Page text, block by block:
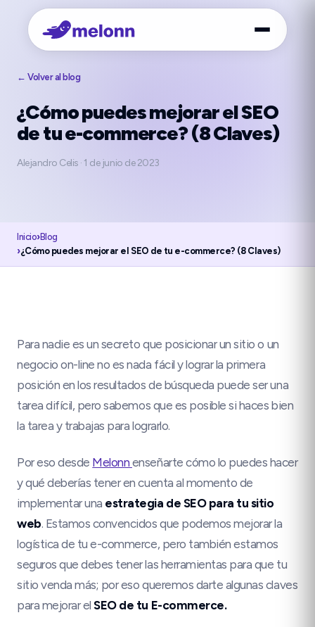
← Volver al blog
¿Cómo puedes mejorar el SEO
de tu e-commerce? (8 Claves)
Alejandro Celis ·1 de junio de 2023
Inicio›Blog
›¿Cómo puedes mejorar el SEO de tu e-commerce? (8 Claves)
Para nadie es un secreto que posicionar un sitio o un
negocio on-line no es nada fácil y lograr la primera
posición en los resultados de búsqueda puede ser una
tarea difícil, pero sabemos que es posible si haces bien
la tarea y trabajas para lograrlo.
Por eso desde Melonn enseñarte cómo lo puedes hacer
y qué deberías tener en cuenta al momento de
implementar una estrategia de SEO para tu sitio
web. Estamos convencidos que podemos mejorar la
logística de tu e-commerce, pero también estamos
seguros que debes tener las herramientas para que tu
sitio venda más; por eso queremos darte algunas claves
para mejorar elSEO de tu E-commerce.